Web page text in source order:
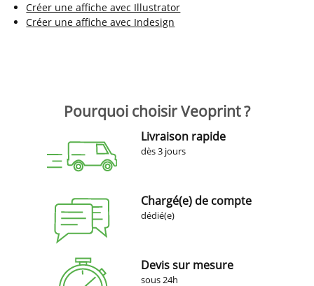
Créer une affiche avec Illustrator
Créer une affiche avec Indesign
Pourquoi choisir Veoprint ?
Livraison rapide
dès 3 jours
Chargé(e) de compte
dédié(e)
Devis sur mesure
sous 24h